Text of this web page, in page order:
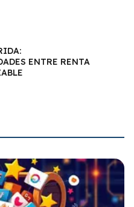
ENTRE RENTA